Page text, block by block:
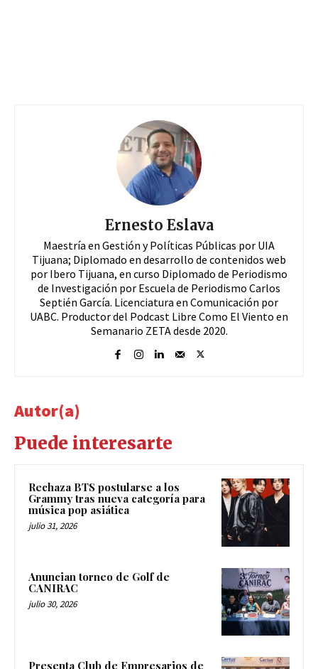
Ernesto Eslava
Maestría en Gestión y Políticas Públicas por UIA
Tijuana; Diplomado en desarrollo de contenidos web
por Ibero Tijuana, en curso Diplomado de Periodismo
de Investigación por Escuela de Periodismo Carlos
Septién García. Licenciatura en Comunicación por
UABC. Productor del Podcast Libre Como El Viento en
Semanario ZETA desde 2020.
Autor(a)
Puede interesarte
Rechaza BTS postularse a los
Grammy tras nueva categoría para
música pop asiática
julio 31, 2026
Anuncian torneo de Golf de
CANIRAC
julio 30, 2026
Presenta Club de Empresarios de